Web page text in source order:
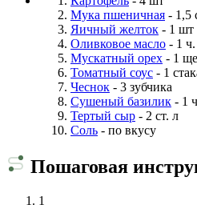
Мука пшеничная - 1,5
Яичный желток - 1 шт
Оливковое масло - 1
Мускатный орех - 1
Томатный соус - 1
Чеснок - 3 зубчика
Сушеный базилик - 1
Тертый сыр - 2 ст. л
Соль - по вкусу
Пошаговая
1